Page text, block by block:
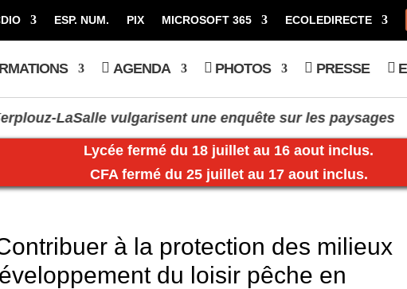
ESP. NUM. PIX MICROSOFT 365 ECOLEDIRECTE
AGENDA PHOTOS PRESSE
LaSalle vulgarisent une enquête sur les paysages
Lycée fermé du 18 juillet au 16 aout inclus.
CFA fermé du 25 juillet au 17 aout inclus.
à la protection des milieux
du loisir pêche en